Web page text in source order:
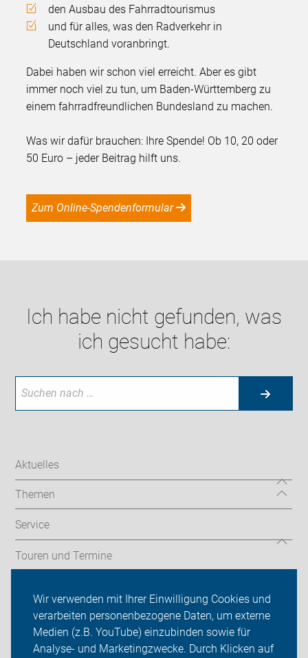
Wir verwenden mit Ihrer Einwilligung Cookies und
verarbeiten personenbezogene Daten, um externe
Medien (z.B. YouTube) einzubinden sowie für
Analyse- und Marketingzwecke. Durch Klicken auf
den Ausbau des Fahrradtourismus
und für alles, was den Radverkehr in
Deutschland voranbringt.
Dabei haben wir schon viel erreicht. Aber es gibt
immer noch viel zu tun, um Baden-Württemberg zu
einem fahrradfreundlichen Bundesland zu machen.
Was wir dafür brauchen: Ihre Spende! Ob 10, 20 oder
50 Euro – jeder Beitrag hilft uns.
Zum Online-Spendenformular
Ich habe nicht gefunden, was
ich gesucht habe:
Aktuelles
Themen
Service
Touren und Termine
ADFC Karlsruhe
Sei dabei